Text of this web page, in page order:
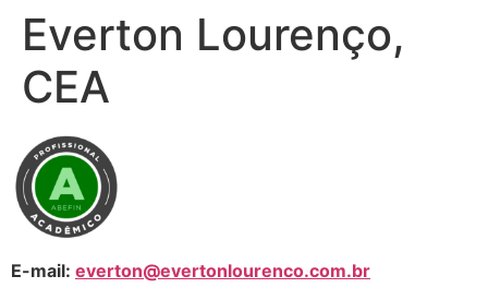
Everton Lourenço,
CEA
E-mail: everton@evertonlourenco.com.br